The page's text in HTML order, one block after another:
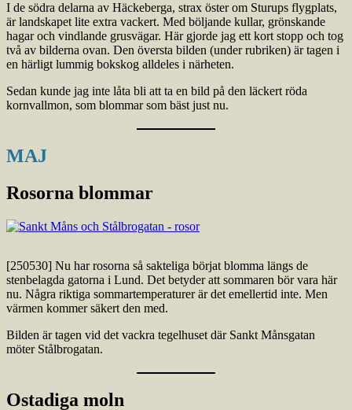
I de södra delarna av Häckeberga, strax öster om Sturups flygplats,
är landskapet lite extra vackert. Med böljande kullar, grönskande
hagar och vindlande grusvägar. Här gjorde jag ett kort stopp och tog
två av bilderna ovan. Den översta bilden (under rubriken) är tagen i
en härligt lummig bokskog alldeles i närheten.
Sedan kunde jag inte låta bli att ta en bild på den läckert röda
kornvallmon, som blommar som bäst just nu.
MAJ
Rosorna blommar
[250530] Nu har rosorna så sakteliga börjat blomma längs de
stenbelagda gatorna i Lund. Det betyder att sommaren bör vara här
nu. Några riktiga sommartemperaturer är det emellertid inte. Men
värmen kommer säkert den med.
Bilden är tagen vid det vackra tegelhuset där Sankt Månsgatan
möter Stålbrogatan.
Ostadiga moln